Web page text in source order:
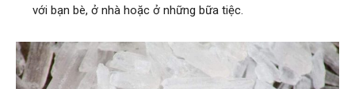
với bạn bè, ở nhà hoặc ở những bữa tiệc.